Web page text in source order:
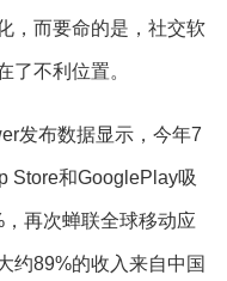
，而要命的是，社交软
了不利位置。
发布数据显示，今年7
Store和GooglePlay吸
再次蝉联全球移动应
约89%的收入来自中国